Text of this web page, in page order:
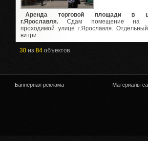
Аренда торговой площади в
г.Ярославля. Сдам помещение на
проходимой улице г.Ярославля.
витри...
30 из 84 объектов
Баннерная реклама Материалы